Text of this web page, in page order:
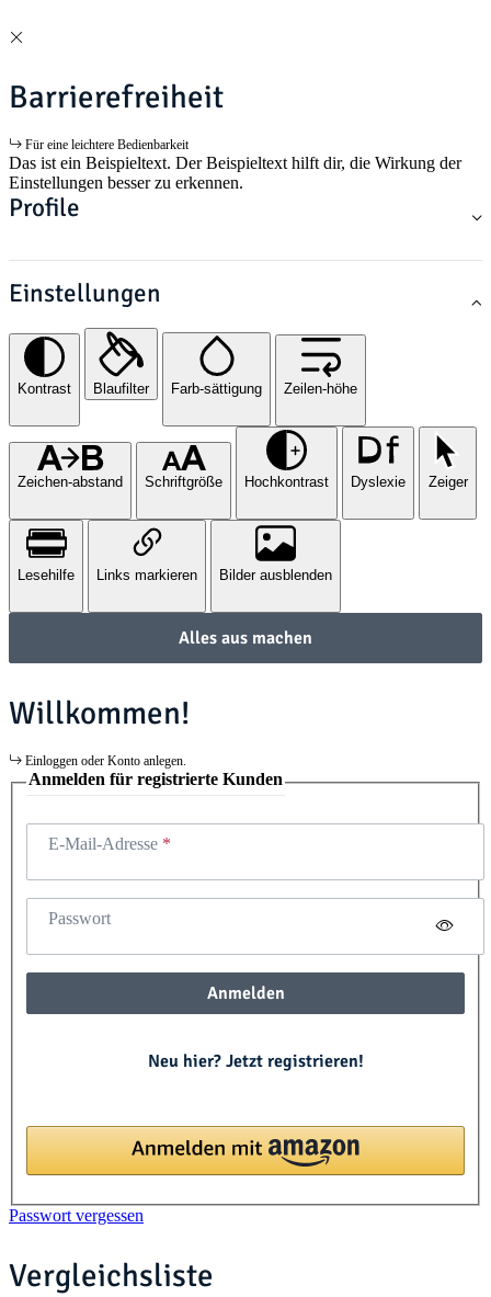
Barrierefreiheit
Für eine leichtere Bedienbarkeit
Das ist ein Beispieltext. Der Beispieltext hilft dir, die Wirkung der
Einstellungen besser zu erkennen.
Profile
Einstellungen
Kontrast Blaufilter Farb-sättigung Zeilen-höhe
Zeichen-abstand Schriftgröße Hochkontrast Dyslexie Zeiger
Lesehilfe Links markieren Bilder ausblenden
Alles aus machen
Willkommen!
Einloggen oder Konto anlegen.
Anmelden für registrierte Kunden
E-Mail-Adresse
Passwort
Anmelden
Neu hier? Jetzt registrieren!
Passwort vergessen
Vergleichsliste